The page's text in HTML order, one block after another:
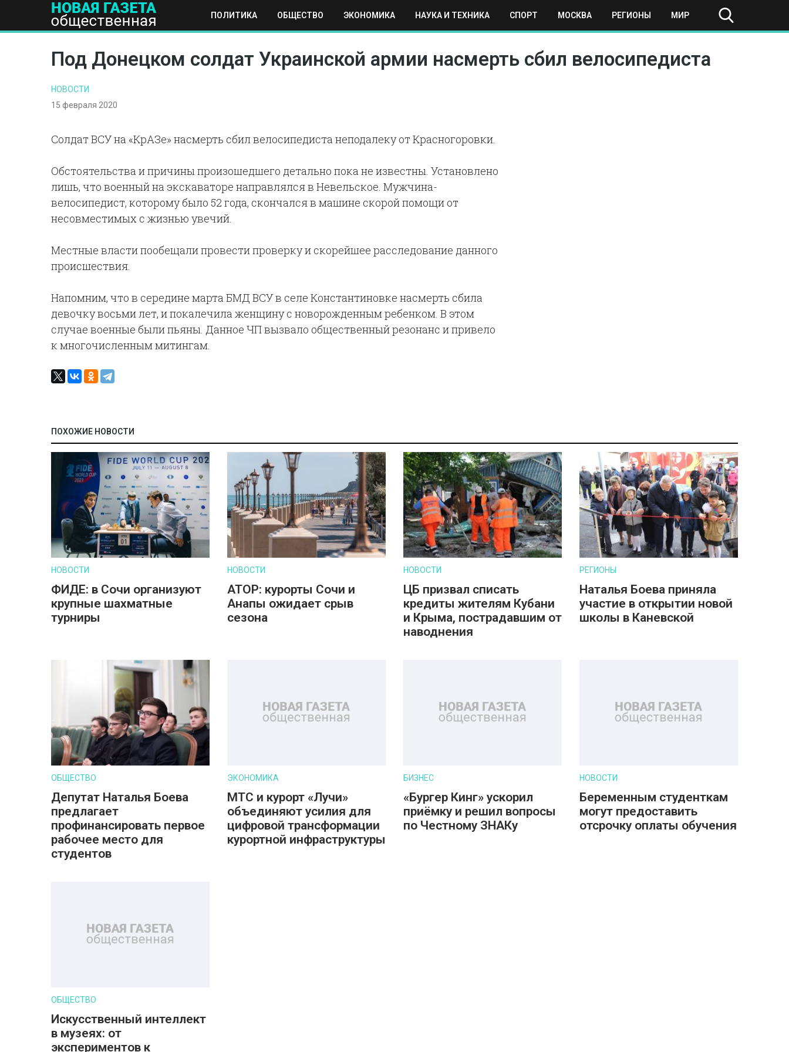
ПОЛИТИКА ОБЩЕСТВО ЭКОНОМИКА НАУКА И ТЕХНИКА СПОРТ МОСКВА РЕГИОНЫ МИР
ПОЛИТИКА ОБЩЕСТВО ЭКОНОМИКА НАУКА И ТЕХНИКА СПОРТ МОСКВА РЕГИОНЫ МИР
Под Донецком солдат Украинской армии насмерть сбил велосипедиста
НОВОСТИ
15 февраля 2020
Солдат ВСУ на «КрАЗе» насмерть сбил велосипедиста неподалеку от Красногоровки.
Обстоятельства и причины произошедшего детально пока не известны. Установлено
лишь, что военный на экскаваторе направлялся в Невельское. Мужчина-
велосипедист, которому было 52 года, скончался в машине скорой помощи от
несовместимых с жизнью увечий.
Местные власти пообещали провести проверку и скорейшее расследование данного
происшествия.
Напомним, что в середине марта БМД ВСУ в селе Константиновке насмерть сбила
девочку восьми лет, и покалечила женщину с новорожденным ребенком. В этом
случае военные были пьяны. Данное ЧП вызвало общественный резонанс и привело
к многочисленным митингам.
ПОХОЖИЕ НОВОСТИ
НОВОСТИ
ФИДЕ: в Сочи организуют
крупные шахматные
турниры
НОВОСТИ
АТОР: курорты Сочи и
Анапы ожидает срыв
сезона
НОВОСТИ
ЦБ призвал списать
кредиты жителям Кубани
и Крыма, пострадавшим от
наводнения
РЕГИОНЫ
Наталья Боева приняла
участие в открытии новой
школы в Каневской
ОБЩЕСТВО
Депутат Наталья Боева
предлагает
профинансировать первое
рабочее место для
студентов
ЭКОНОМИКА
МТС и курорт «Лучи»
объединяют усилия для
цифровой трансформации
курортной инфраструктуры
БИЗНЕС
«Бургер Кинг» ускорил
приёмку и решил вопросы
по Честному ЗНАКу
НОВОСТИ
Беременным студенткам
могут предоставить
отсрочку оплаты обучения
ОБЩЕСТВО
Искусственный интеллект
в музеях: от
экспериментов к